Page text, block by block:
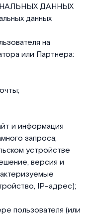
ДАННЫХ
данных
на
или Партнера:
и информация
запроса;
устройстве
версия и
IP-адрес);
пользователя (или